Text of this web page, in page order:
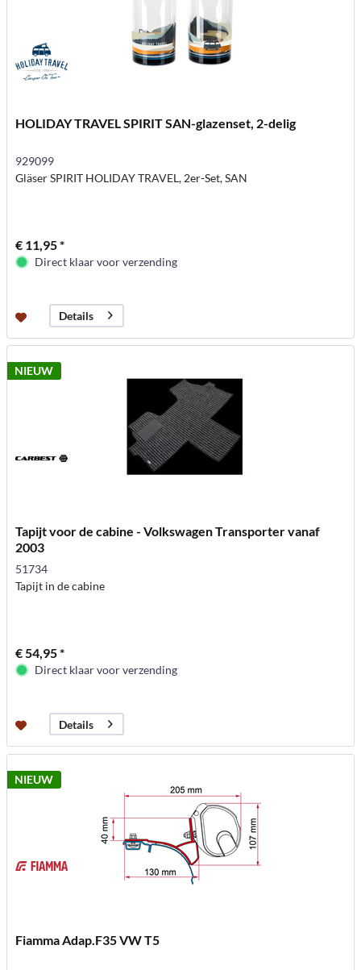
HOLIDAY TRAVEL SPIRIT SAN-glazenset, 2-delig
929099
Gläser SPIRIT HOLIDAY TRAVEL, 2er-Set, SAN
€ 11,95 *
Direct klaar voor verzending
Details
NIEUW
Tapijt voor de cabine - Volkswagen Transporter vanaf
2003
51734
Tapijt in de cabine
€ 54,95 *
Direct klaar voor verzending
Details
NIEUW
Fiamma Adap.F35 VW T5